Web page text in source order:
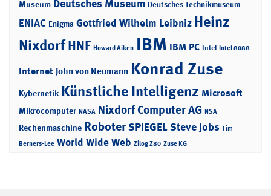
Museum Deutsches Museum Deutsches Technikmuseum
ENIAC Enigma Gottfried Wilhelm Leibniz Heinz
NixdorfHNF Howard Aiken IBM IBM PC Intel Intel 8088
Internet John von Neumann Konrad Zuse
Kybernetik Künstliche Intelligenz Microsoft
Mikrocomputer NASA Nixdorf Computer AG NSA
Rechenmaschine RoboterSPIEGELSteve Jobs Tim
Berners-Lee World Wide Web Zilog Z80 Zuse KG